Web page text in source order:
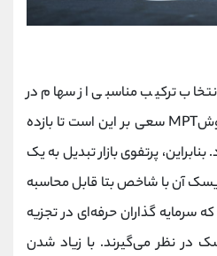
ترکیب مناسبی از سهام در
سرمایه گذاری می‌باشد. در روشMPT سعی بر این است تا بازده
پرتفوی بازار تبدیل به یک
آن با شاخص بتا قابل محاسبه
گذاران حرفه‌ای در تجزیه
در نظر می‌گیرند. با زیاد شدن